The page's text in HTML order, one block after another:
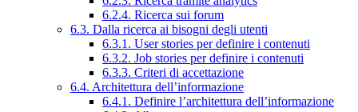
6.2.4. Ricerca sui forum
6.3. Dalla ricerca ai bisogni degli utenti
6.3.1. User stories per definire i contenuti
6.3.2. Job stories per definire i contenuti
6.3.3. Criteri di accettazione
6.4. Architettura dell’informazione
6.4.1. Definire l’architettura dell’informazione